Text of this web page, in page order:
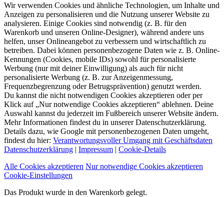
Wir verwenden Cookies und ähnliche Technologien, um Inhalte und
Anzeigen zu personalisieren und die Nutzung unserer Website zu
analysieren. Einige Cookies sind notwendig (z. B. für den
Warenkorb und unseren Online-Designer), während andere uns
helfen, unser Onlineangebot zu verbessern und wirtschaftlich zu
betreiben. Dabei können personenbezogene Daten wie z. B. Online-
Kennungen (Cookies, mobile IDs) sowohl für personalisierte
Werbung (nur mit deiner Einwilligung) als auch für nicht
personalisierte Werbung (z. B. zur Anzeigenmessung,
Frequenzbegrenzung oder Betrugsprävention) genutzt werden.
Du kannst die nicht notwendigen Cookies akzeptieren oder per
Klick auf „Nur notwendige Cookies akzeptieren“ ablehnen. Deine
Auswahl kannst du jederzeit im Fußbereich unserer Website ändern.
Mehr Informationen findest du in unserer Datenschutzerklärung.
Details dazu, wie Google mit personenbezogenen Daten umgeht,
findest du hier: Verantwortungsvoller Umgang mit Geschäftsdaten
Datenschutzerklärung | Impressum | Cookie-Details
Alle Cookies akzeptieren Nur notwendige Cookies akzeptieren
Cookie-Einstellungen
Das Produkt wurde in den Warenkorb gelegt.